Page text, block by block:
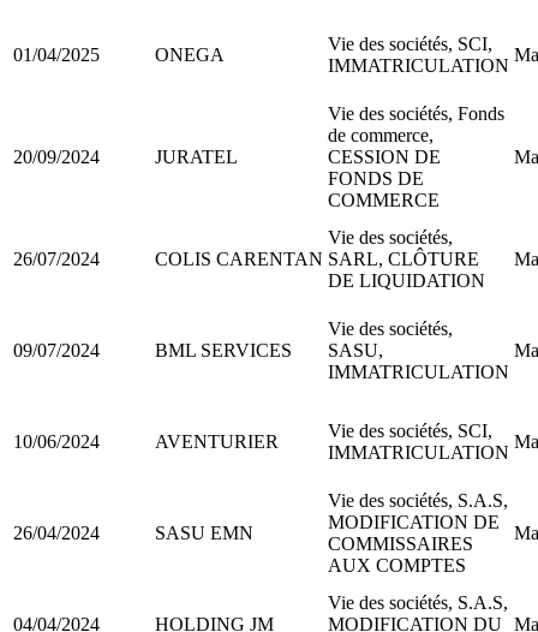
01/04/2025 ONEGA
Vie des sociétés, SCI,
IMMATRICULATION
20/09/2024 JURATEL
Vie des sociétés, Fonds
de commerce,
CESSION DE
FONDS DE
COMMERCE
26/07/2024 COLIS CARENTAN
Vie des sociétés,
SARL, CLÔTURE
DE LIQUIDATION
09/07/2024 BML SERVICES
Vie des sociétés,
SASU,
IMMATRICULATION
10/06/2024 AVENTURIER
Vie des sociétés, SCI,
IMMATRICULATION
26/04/2024 SASU EMN
Vie des sociétés, S.A.S,
MODIFICATION DE
COMMISSAIRES
AUX COMPTES
04/04/2024 HOLDING JM
Vie des sociétés, S.A.S,
MODIFICATION DU